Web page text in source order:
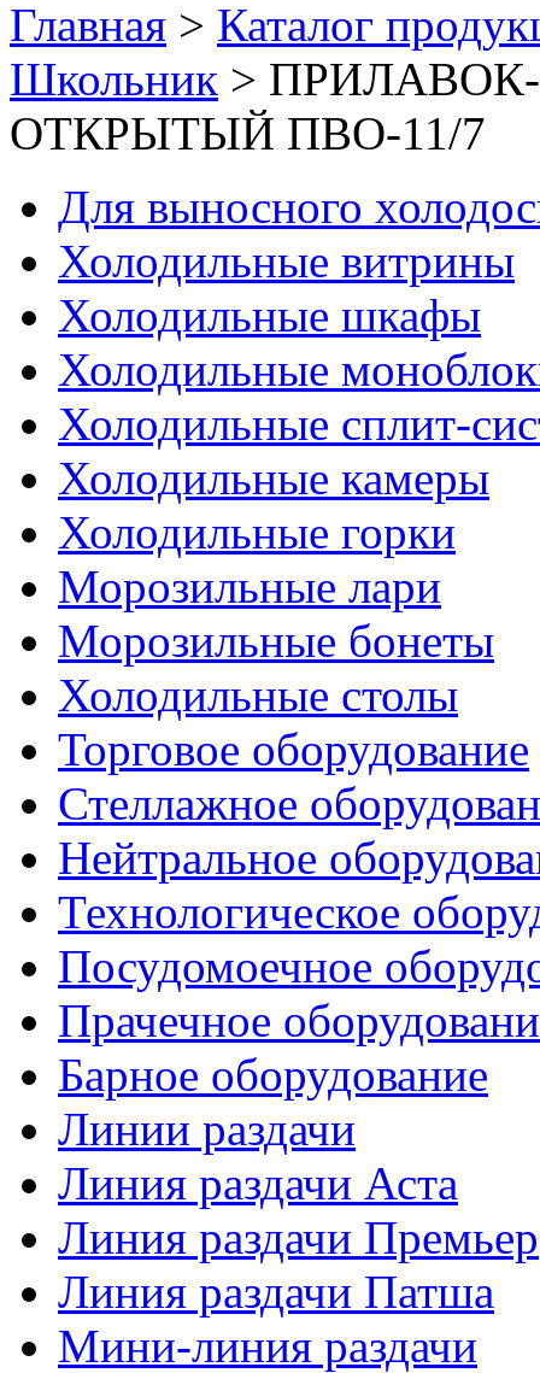
Главная > Каталог
Школьник >
ОТКРЫТЫЙ ПВО-11/7
Для выносного
Холодильные витрины
Холодильные шкафы
Холодильные
Холодильные сплит-
Холодильные камеры
Холодильные горки
Морозильные лари
Морозильные бонеты
Холодильные столы
Торговое оборудование
Стеллажное
Нейтральное
Технологическое
Посудомоечное
Прачечное
Барное оборудование
Линии раздачи
Линия раздачи Аста
Линия раздачи Премьер
Линия раздачи Патша
Мини-линия раздачи